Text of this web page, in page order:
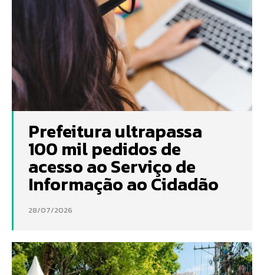
Prefeitura ultrapassa
100 mil pedidos de
acesso ao Serviço de
Informação ao Cidadão
28/07/2026